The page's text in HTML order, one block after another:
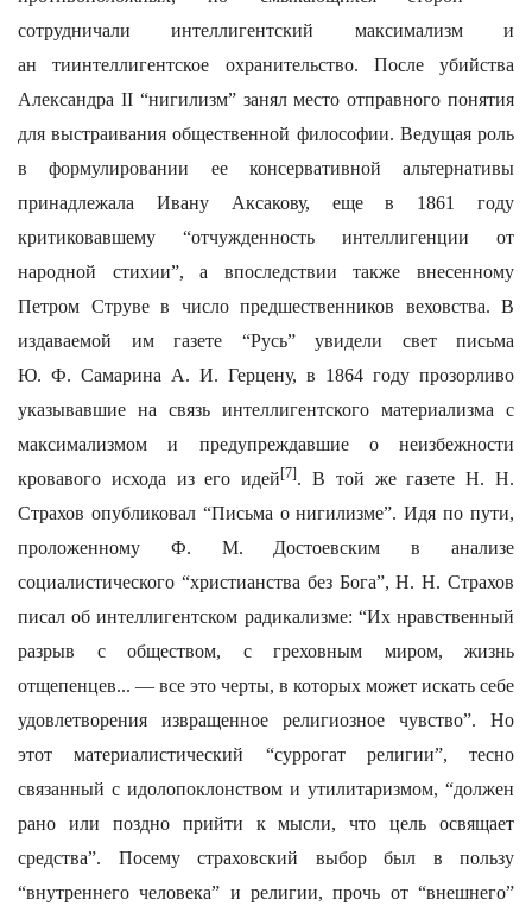
сотрудничали интеллигентский максимализм и
ан тиинтеллигентское охранительство. После убийства
Александра II “нигилизм” занял место отправного понятия
для выстраивания общественной философии. Ведущая роль
в формулировании ее консервативной альтернативы
принадлежала Ивану Аксакову, еще в 1861 году
критиковавшему “отчужденность интеллигенции от
народной стихии”, а впоследствии также внесенному
Петром Струве в число предшественников веховства. В
издаваемой им газете “Русь” увидели свет письма
Ю. Ф. Самарина А. И. Герцену, в 1864 году прозорливо
указывавшие на связь интеллигентского материализма с
максимализмом и предупреждавшие о неизбежности
кровавого исхода из его идей[7]. В той же газете Н. Н.
Страхов опубликовал “Письма о нигилизме”. Идя по пути,
проложенному Ф. М. Достоевским в анализе
социалистического “христианства без Бога”, Н. Н. Страхов
писал об интеллигентском радикализме: “Их нравственный
разрыв с обществом, с греховным миром, жизнь
отщепенцев... — все это черты, в которых может искать себе
удовлетворения извращенное религиозное чувство”. Но
этот материалистический “суррогат религии”, тесно
связанный с идолопоклонством и утилитаризмом, “должен
рано или поздно прийти к мысли, что цель освящает
средства”. Посему страховский выбор был в пользу
“внутреннего человека” и религии, прочь от “внешнего”